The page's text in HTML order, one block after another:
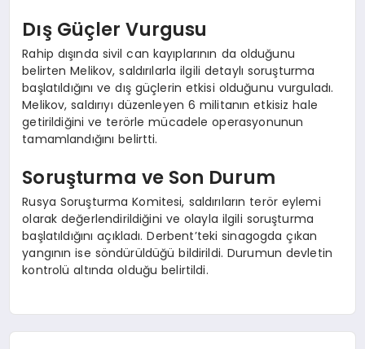
Dış Güçler Vurgusu
Rahip dışında sivil can kayıplarının da olduğunu
belirten Melikov, saldırılarla ilgili detaylı soruşturma
başlatıldığını ve dış güçlerin etkisi olduğunu vurguladı.
Melikov, saldırıyı düzenleyen 6 militanın etkisiz hale
getirildiğini ve terörle mücadele operasyonunun
tamamlandığını belirtti.
Soruşturma ve Son Durum
Rusya Soruşturma Komitesi, saldırıların terör eylemi
olarak değerlendirildiğini ve olayla ilgili soruşturma
başlatıldığını açıkladı. Derbent’teki sinagogda çıkan
yangının ise söndürüldüğü bildirildi. Durumun devletin
kontrolü altında olduğu belirtildi.